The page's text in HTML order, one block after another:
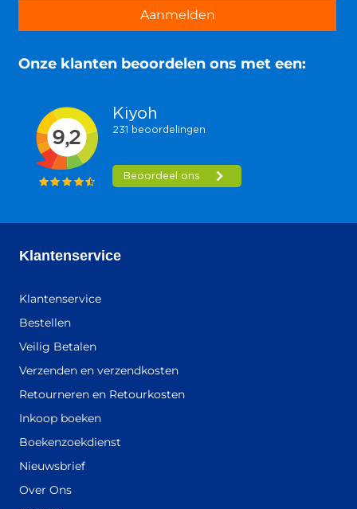
Aanmelden
Onze klanten beoordelen ons met een:
Klantenservice
Klantenservice
Bestellen
Veilig Betalen
Verzenden en verzendkosten
Retourneren en Retourkosten
Inkoop boeken
Boekenzoekdienst
Nieuwsbrief
Over Ons